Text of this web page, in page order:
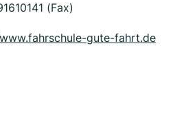
(Fax)
gute-fahrt.de